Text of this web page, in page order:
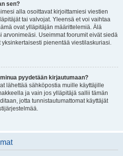
sen?
alla osoittavat kirjoittamiesi viestien
tai valvojat. Yleensä et voi vaihtaa
ovat ylläpitäjän määrittelemiä. Älä
arvonimeäsi. Useimmat foorumit eivät siedä
pienentää viestilaskuriasi.
pyydetään kirjautumaan?
lähettää sähköpostia muille käyttäjille
ja vain jos ylläpitäjä sallii tämän
jotta tunnistautumattomat käyttäjät